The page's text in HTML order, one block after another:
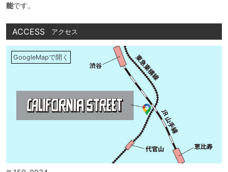
能です。
ACCESS アクセス
GoogleMapで開く